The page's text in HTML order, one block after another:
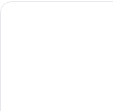
Casa Veles Hotel